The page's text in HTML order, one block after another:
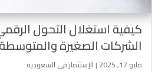
كيفية استغلال التحول
الشركات الصغيرة
مايو 17, 2025 | الإستثمار في السعودية